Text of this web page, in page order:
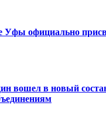
Уфы официально
вошел в новый